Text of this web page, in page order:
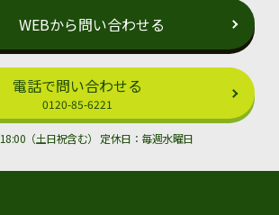
的を遂行するために業務を委託する場合を除
は致しません。
のために業務を委託する場合は、個人情報
て業務委託先の適正な管理・監督を行いま
に対し個人情報保護に関する教育啓蒙活動
適切な管理に努めます。
情報データベースに保管されているお客様
る限り正確、完全、最新に保つために、お客
WEBから問い合わせる
電話で問い合わせる
0120-85-6221
（土日祝含む） 定休日：毎週水曜日